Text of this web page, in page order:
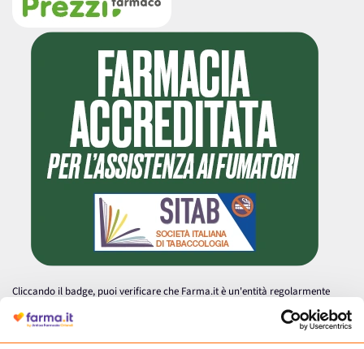
Cliccando il badge, puoi verificare che Farma.it è un'entità regolarmente
autorizzata dal Ministero della Salute a effettuare la vendita online di
medicinali.